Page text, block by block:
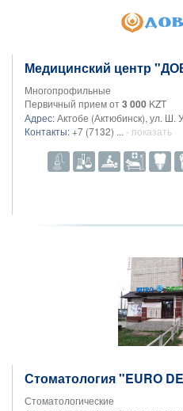
Медицинский центр
Многопрофильные
Первичный прием от3 000 KZT
Адрес:Актобе (Актюбинск), ул. Ш.
Контакты: +7 (7132) ... - показать
Стоматология "EURO
Стоматологические